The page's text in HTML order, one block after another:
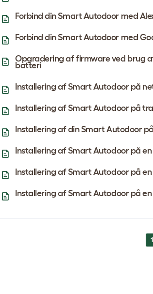
Forbind din Smart Autodoor med
Forbind din Smart Autodoor med
Opgradering af firmware ved brug
batteri
Installering af Smart Autodoor på
Installering af Smart Autodoor på
Installering af din Smart Autodoor
Installering af Smart Autodoor på en
Installering af Smart Autodoor på
Installering af Smart Autodoor på en
1